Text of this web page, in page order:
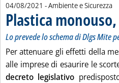
04/08/2021 - Ambiente e Sicurezza
Plastica
Lo prevede lo schema di Dlgs Mite
Per attenuare gli effetti della
alle imprese di esaurire le
decreto legislativo